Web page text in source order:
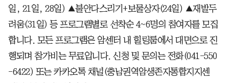
일, 21일, 28일) ▲불안다스리기+보물상자(24일) ▲재발두
려움(31일) 등 프로그램별로 선착순 4~6명의 참여자를 모집
합니다. 모든 프로그램은 암센터 내 힐링룸에서 대면으로 진
행되며 참가비는 무료입니다. 신청 및 문의는 전화(041-550
-6422) 또는 카카오톡 채널(충남권역암생존자통합지지센